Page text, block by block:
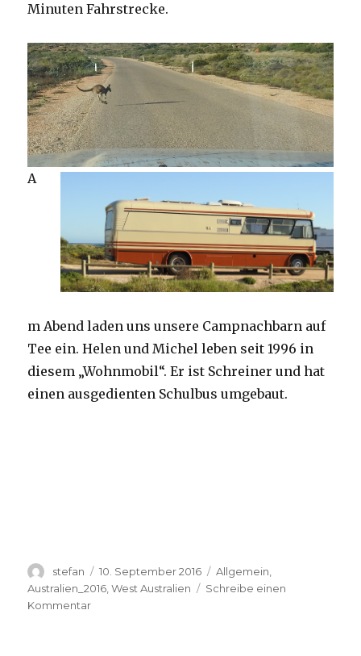
Minuten Fahrstrecke.
A
m Abend laden uns unsere Campnachbarn auf
Tee ein. Helen und Michel leben seit 1996 in
diesem „Wohnmobil“. Er ist Schreiner und hat
einen ausgedienten Schulbus umgebaut.
Autor
stefan
Veröffentlicht
am
10. September 2016 Kategorien
Allgemein
Australien_2016 ,West Australien
Schreibe einen
Kommentarzu